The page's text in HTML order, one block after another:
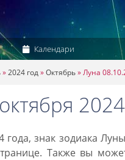
Календари
»2024 год»Октябрь»Луна
года, знак зодиака
Также вы